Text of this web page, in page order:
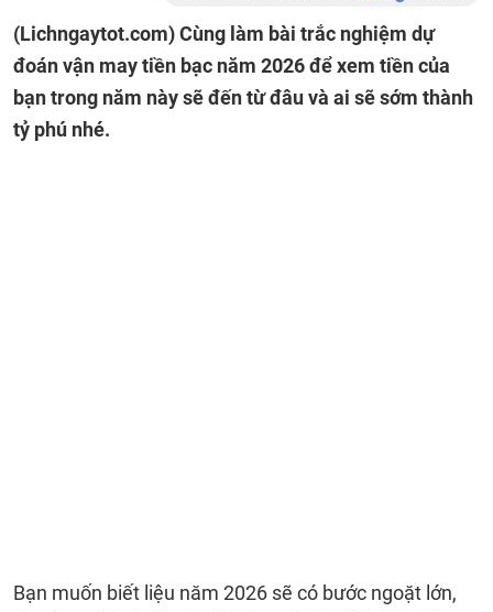
(Lichngaytot.com)Cùng làm bài trắc nghiệm dự
đoán vận may tiền bạc năm 2026 để xem tiền của
bạn trong năm này sẽ đến từ đâu và ai sẽ sớm thành
tỷ phú nhé.
Bạn muốn biết liệu năm 2026 sẽ có bước ngoặt lớn,